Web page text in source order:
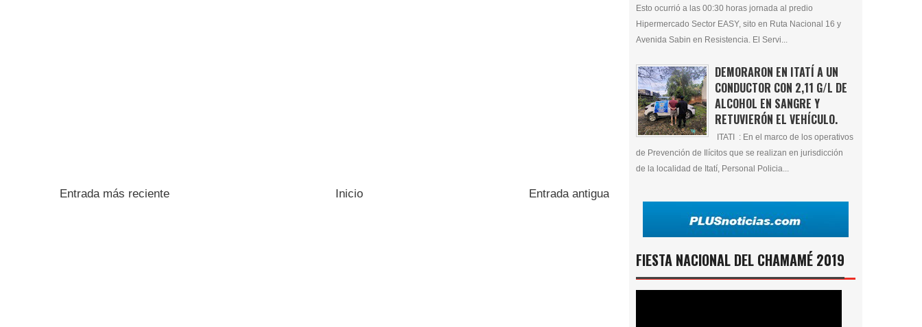
Entrada más reciente Entrada antigua
Inicio
Esto ocurrió a las 00:30 horas jornada al predio
Hipermercado Sector EASY, sito en Ruta Nacional 16 y
Avenida Sabin en Resistencia. El Servi...
DEMORARON EN ITATÍ A UN
CONDUCTOR CON 2,11 G/L DE
ALCOHOL EN SANGRE Y
RETUVIERÓN EL VEHÍCULO.
ITATI : En el marco de los operativos
de Prevención de Ilícitos que se realizan en jurisdicción
de la localidad de Itatí, Personal Policia...
FIESTA NACIONAL DEL CHAMAMÉ 2019